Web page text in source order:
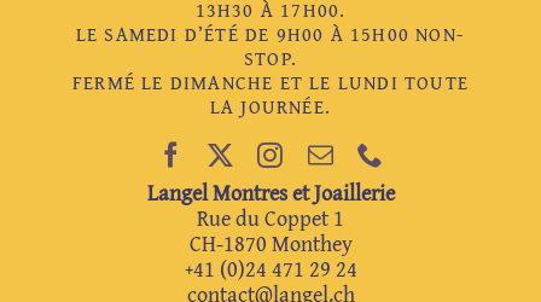
13H30 À 17H00.
LE SAMEDI D’ÉTÉ DE 9H00 À 15H00 NON-
STOP.
FERMÉ LE DIMANCHE ET LE LUNDI TOUTE
LA JOURNÉE.
Langel Montres et Joaillerie
Rue du Coppet 1
CH-1870 Monthey
+41 (0)24 471 29 24
contact@langel.ch